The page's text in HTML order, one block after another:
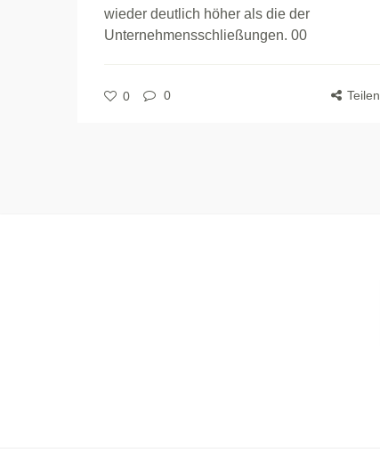
wieder deutlich höher als die der
Unternehmensschließungen. 00
0 0 Teilen